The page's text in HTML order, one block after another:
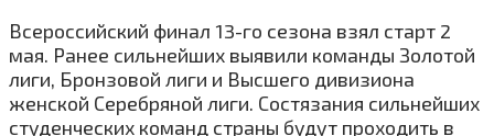
Всероссийский финал 13-го сезона взял старт 2
мая. Ранее сильнейших выявили команды Золотой
лиги, Бронзовой лиги и Высшего дивизиона
женской Серебряной лиги. Состязания сильнейших
студенческих команд страны будут проходить в